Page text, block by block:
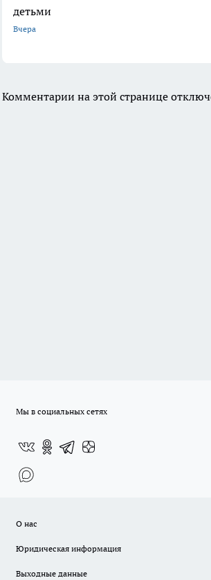
детьми
Вчера
Комментарии на этой странице
Мы в социальных сетях
О нас
Юридическая информация
Выходные данные